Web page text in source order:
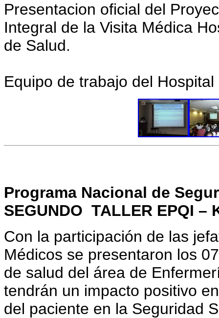
Presentacion oficial del
Integral de la Visita Médica
de Salud.
Equipo de trabajo del
Programa Nacional de
SEGUNDO TALLER EPQI –
Con la participación de las
Médicos se presentaron los
de salud del área de
tendrán un impacto positivo
del paciente en la Seguridad